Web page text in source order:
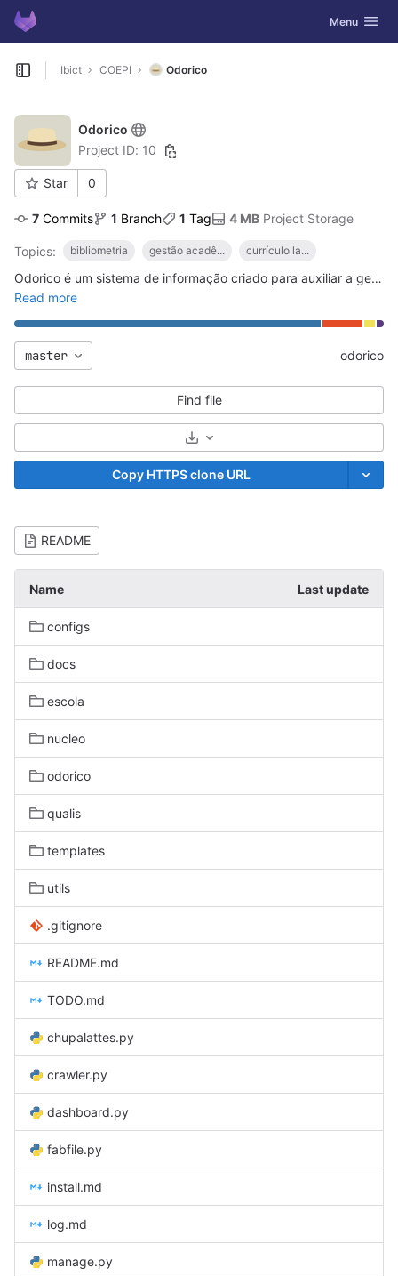
Skip to content
GitLab Toggle
Menu
Open sidebar
Ibict COEPI Odorico
Odorico
Project ID: 10
Star 0
7 Commits 1 Branch 1 Tag 4 MB Project Storage
Topics: bibliometria gestão acadê... currículo la...
Odorico é um sistema de informação criado para auxiliar a gestão de Programas de Pós Graduação (PPG) no Brasil.
Read more
master odorico
Find file
Select Archive Format
Copy HTTPS clone URL
README
Name Last update
configs
docs
escola
nucleo
odorico
qualis
templates
utils
.gitignore
README.md
TODO.md
chupalattes.py
crawler.py
dashboard.py
fabfile.py
install.md
log.md
manage.py